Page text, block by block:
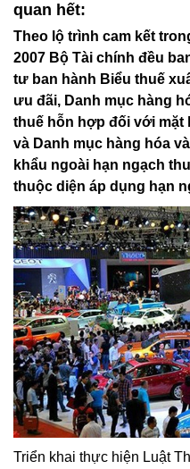
quan hết:
Theo lộ trình cam kết
2007 Bộ Tài chính đều
tư ban hành Biểu thuế
ưu đãi, Danh mục hàng
thuế hỗn hợp đối với mặt
và Danh mục hàng hóa
khẩu ngoài hạn ngạch
thuộc diện áp dụng hạn
Triển khai thực hiện Luật